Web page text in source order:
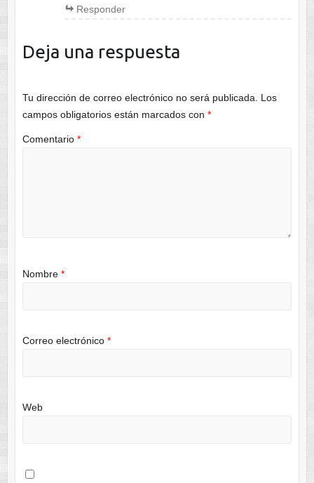
Responder
Deja una respuesta
Tu dirección de correo electrónico no será publicada.
Los
campos obligatorios están marcados con *
Comentario *
Nombre *
Correo electrónico *
Web